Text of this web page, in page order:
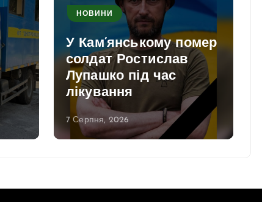
НОВИНИ
У Кам’янському помер
солдат Ростислав
Лупашко під час
лікування
7 Серпня, 2026